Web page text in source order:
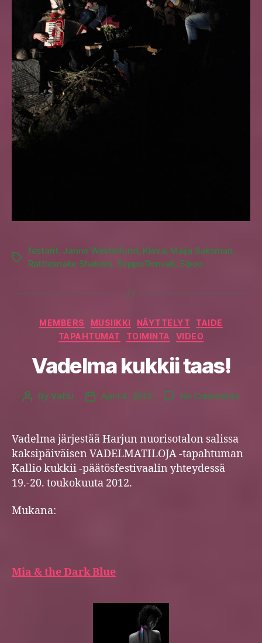
Tags
festarit, Janne Westerlund, Klava, Maija Saksman,
Rattlesnake Shakers, Seppo Renvall, Sipoo
Categories
MEMBERS MUSIIKKI NÄYTTELYT
TAIDE
TAPAHTUMAT
TOIMINTA VIDEO
Vadelma kukkii taas!
PostByVattu
PostApril 4, 2012 No Commentson
Vadelma järjestää Harjun nuorisotalon salissa
kaksipäiväisen VADELMATILOJA -tapahtuman
Kallio kukkii -päätösfestivaalin yhteydessä
19.-20. toukokuuta 2012.
Mukana:
Mia & the Dark Blue